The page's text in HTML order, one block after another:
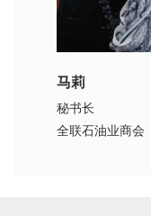
马莉
秘书长
全联石油业商会